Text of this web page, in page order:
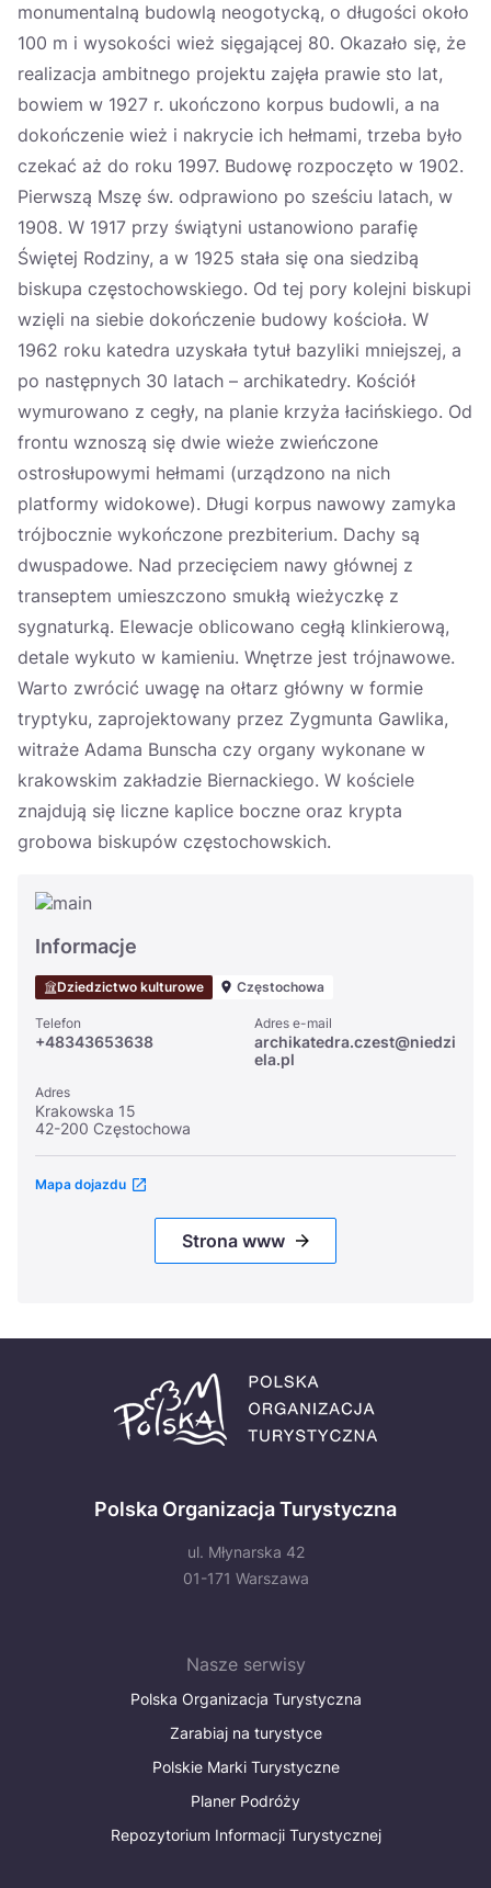
monumentalną budowlą neogotycką, o długości około
100 m i wysokości wież sięgającej 80. Okazało się, że
realizacja ambitnego projektu zajęła prawie sto lat,
bowiem w 1927 r. ukończono korpus budowli, a na
dokończenie wież i nakrycie ich hełmami, trzeba było
czekać aż do roku 1997. Budowę rozpoczęto w 1902.
Pierwszą Mszę św. odprawiono po sześciu latach, w
1908. W 1917 przy świątyni ustanowiono parafię
Świętej Rodziny, a w 1925 stała się ona siedzibą
biskupa częstochowskiego. Od tej pory kolejni biskupi
wzięli na siebie dokończenie budowy kościoła. W
1962 roku katedra uzyskała tytuł bazyliki mniejszej, a
po następnych 30 latach – archikatedry. Kościół
wymurowano z cegły, na planie krzyża łacińskiego. Od
frontu wznoszą się dwie wieże zwieńczone
ostrosłupowymi hełmami (urządzono na nich
platformy widokowe). Długi korpus nawowy zamyka
trójbocznie wykończone prezbiterium. Dachy są
dwuspadowe. Nad przecięciem nawy głównej z
transeptem umieszczono smukłą wieżyczkę z
sygnaturką. Elewacje oblicowano cegłą klinkierową,
detale wykuto w kamieniu. Wnętrze jest trójnawowe.
Warto zwrócić uwagę na ołtarz główny w formie
tryptyku, zaprojektowany przez Zygmunta Gawlika,
witraże Adama Bunscha czy organy wykonane w
krakowskim zakładzie Biernackiego. W kościele
znajdują się liczne kaplice boczne oraz krypta
grobowa biskupów częstochowskich.
Informacje
Dziedzictwo kulturowe Częstochowa
Telefon
+48343653638
Adres e-mail
archikatedra.czest@niedzi
ela.pl
Adres
Krakowska 15
42-200 Częstochowa
Mapa dojazdu
Strona www
Polska Organizacja Turystyczna
ul. Młynarska 42
01-171 Warszawa
Nasze serwisy
Polska Organizacja Turystyczna
Zarabiaj na turystyce
Polskie Marki Turystyczne
Planer Podróży
Repozytorium Informacji Turystycznej